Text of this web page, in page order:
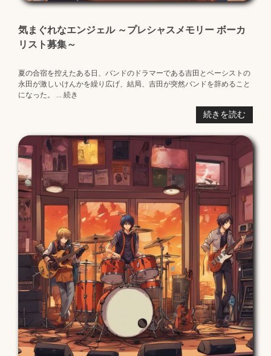
気まぐれなエンジェル ～プレシャスメモリー ボーカ
リスト募集～
夏の合宿を控えたある日、バンドのドラマーである吉田とベーシストの
永田が激しいけんかを繰り広げ、結局、吉田が突然バンドを辞めること
になった。 ... 続き
続きを読む